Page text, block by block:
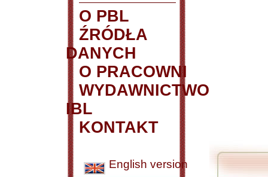
O PBL
ŹRÓDŁA
DANYCH
O PRACOWNI
WYDAWNICTWO
IBL
KONTAKT
English version